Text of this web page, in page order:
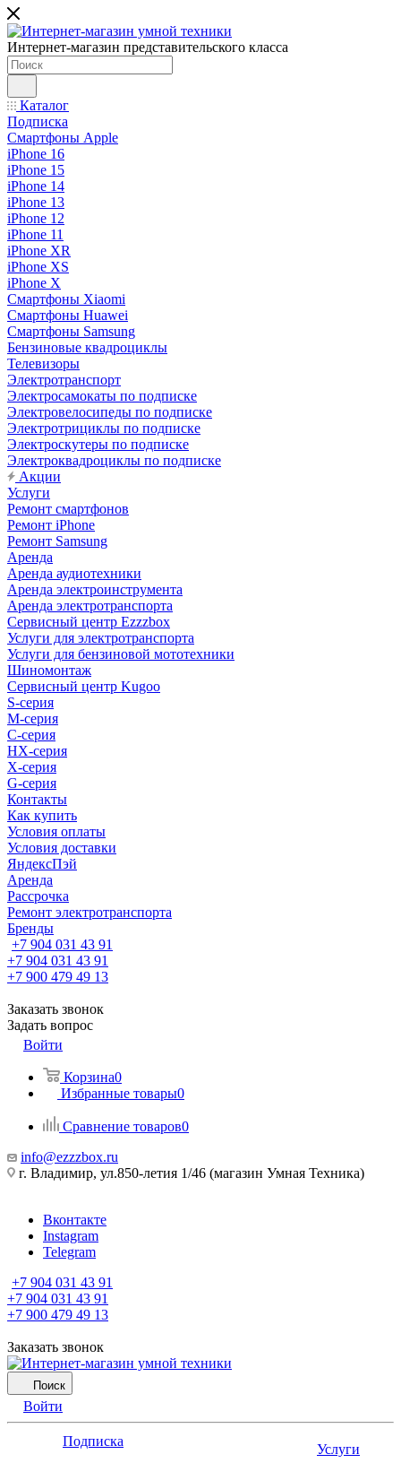
Интернет-магазин представительского класса
Каталог
Подписка
Смартфоны Apple
iPhone 16
iPhone 15
iPhone 14
iPhone 13
iPhone 12
iPhone 11
iPhone XR
iPhone XS
iPhone X
Смартфоны Xiaomi
Смартфоны Huawei
Смартфоны Samsung
Бензиновые квадроциклы
Телевизоры
Электротранспорт
Электросамокаты по подписке
Электровелосипеды по подписке
Электротрициклы по подписке
Электроскутеры по подписке
Электроквадроциклы по подписке
Акции
Услуги
Ремонт смартфонов
Ремонт iPhone
Ремонт Samsung
Аренда
Аренда аудиотехники
Аренда электроинструмента
Аренда электротранспорта
Сервисный центр Ezzzbox
Услуги для электротранспорта
Услуги для бензиновой мототехники
Шиномонтаж
Сервисный центр Kugoo
S-cерия
M-серия
С-серия
HX-серия
X-серия
G-серия
Контакты
Как купить
Условия оплаты
Условия доставки
ЯндексПэй
Аренда
Рассрочка
Ремонт электротранспорта
Бренды
+7 904 031 43 91
+7 904 031 43 91
+7 900 479 49 13
Заказать звонок
Задать вопрос
Войти
Корзина0
Избранные товары0
Сравнение товаров0
info@ezzzbox.ru
г. Владимир, ул.850-летия 1/46 (магазин Умная Техника)
Вконтакте
Instagram
Telegram
+7 904 031 43 91
+7 904 031 43 91
+7 900 479 49 13
Заказать звонок
Поиск
Войти
Подписка
Услуги